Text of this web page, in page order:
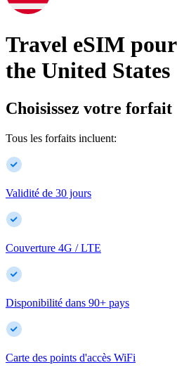
Travel eSIM pour
the United States
Choisissez votre forfait
Tous les forfaits incluent:
Validité de 30 jours
Couverture 4G / LTE
Disponibilité dans 90+ pays
Carte des points d'accès WiFi